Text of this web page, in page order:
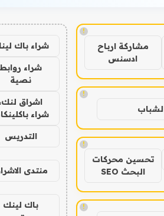
!
مشاركة ارباح
ادسنس
!
!
تحسين محركات
البحث SEO
!
شراء باك
شراء روابط
نصية
اشراق لنك،
شراء
التدريس
منتدى
باك لينك